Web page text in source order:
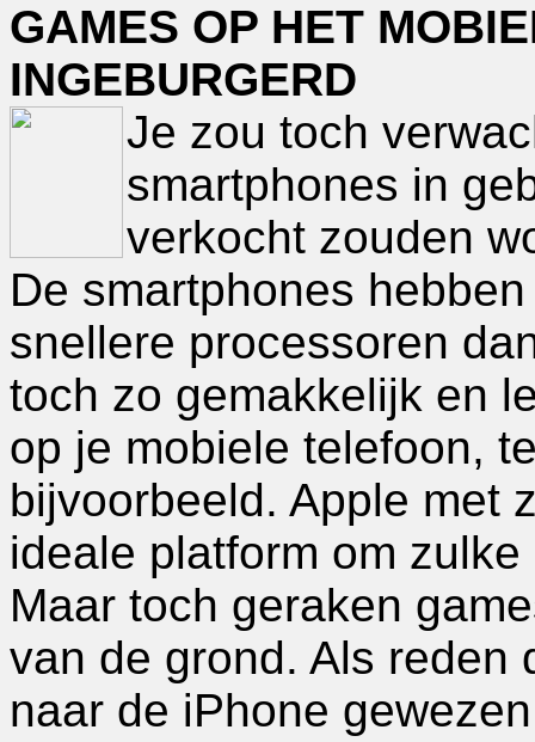
GAMES OP HET
INGEBURGERD
Je zou toch
smartphones in
verkocht zouden
De smartphones
snellere processoren
toch zo gemakkelijk en
op je mobiele telefoon,
bijvoorbeeld. Apple met
ideale platform om
Maar toch geraken
van de grond. Als reden
naar de iPhone